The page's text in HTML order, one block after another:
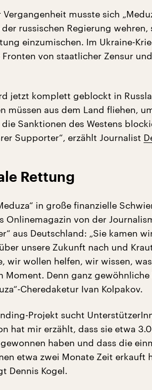
Vergangenheit musste sich
der russischen Regierung wehren,
einzumischen. Im Ukraine-
von staatlicher Zensur
jetzt komplett geblockt in
müssen aus dem Land fliehen,
Sanktionen des Westens
Supporter“, erzählt Journalist
Rettung
in große finanzielle
Onlinemagazin von der
aus Deutschland: „Sie kamen
unsere Zukunft nach und
wir wollen helfen, wir wissen,
Moment. Denn ganz
Cheredaketur Ivan Kolpakov.
Projekt sucht
hat mir erzählt, dass sie etwa
haben und dass die
etwa zwei Monate Zeit erkauft
Dennis Kogel.